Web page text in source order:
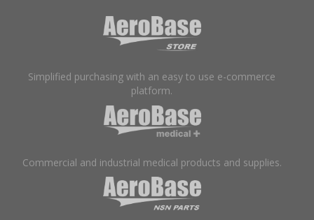
Simplified purchasing with an easy to use e-commerce
platform.
Commercial and industrial medical products and supplies.